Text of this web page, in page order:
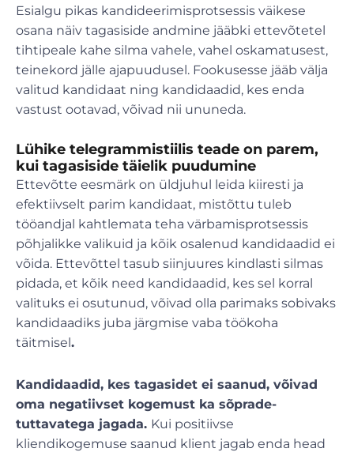
Esialgu pikas kandideerimisprotsessis väikese
osana näiv tagasiside andmine jääbki ettevõtetel
tihtipeale kahe silma vahele, vahel oskamatusest,
teinekord jälle ajapuudusel. Fookusesse jääb välja
valitud kandidaat ning kandidaadid, kes enda
vastust ootavad, võivad nii ununeda.
Lühike telegrammistiilis teade on parem,
kui tagasiside täielik puudumine
Ettevõtte eesmärk on üldjuhul leida kiiresti ja
efektiivselt parim kandidaat, mistõttu tuleb
tööandjal kahtlemata teha värbamisprotsessis
põhjalikke valikuid ja kõik osalenud kandidaadid ei
võida. Ettevõttel tasub siinjuures kindlasti silmas
pidada, et kõik need kandidaadid, kes sel korral
valituks ei osutunud, võivad olla parimaks sobivaks
kandidaadiks juba järgmise vaba töökoha
täitmisel.
Kandidaadid, kes tagasidet ei saanud, võivad
oma negatiivset kogemust ka sõprade-
tuttavatega jagada. Kui positiivse
kliendikogemuse saanud klient jagab enda head